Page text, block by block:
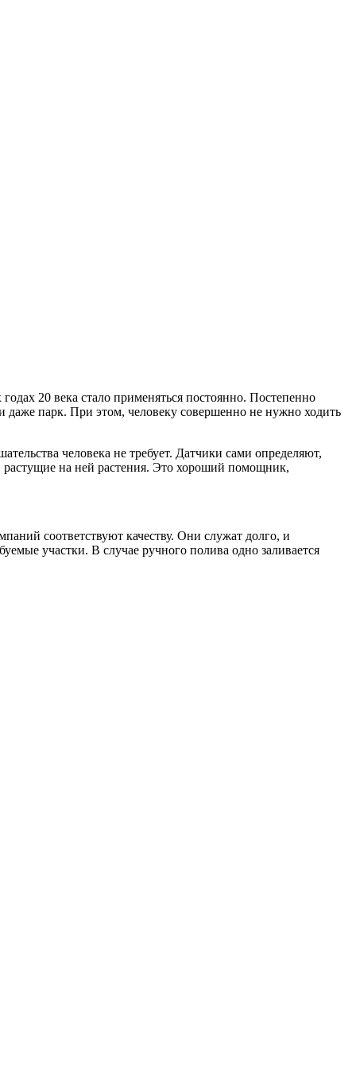
20 века стало применяться постоянно. Постепенно
даже парк. При этом, человеку совершенно не нужно ходить
человека не требует. Датчики сами определяют,
на ней растения. Это хороший помощник,
соответствуют качеству. Они служат долго, и
участки. В случае ручного полива одно заливается